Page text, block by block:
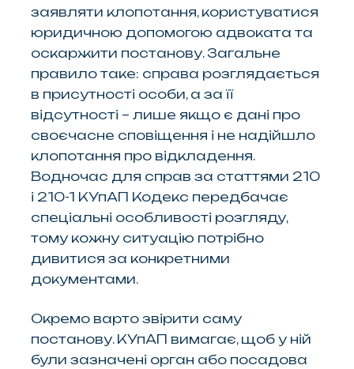
заявляти клопотання, користуватися
юридичною допомогою адвоката та
оскаржити постанову. Загальне
правило таке: справа розглядається
в присутності особи, а за її
відсутності – лише якщо є дані про
своєчасне сповіщення і не надійшло
клопотання про відкладення.
Водночас для справ за статтями 210
і 210-1 КУпАП Кодекс передбачає
спеціальні особливості розгляду,
тому кожну ситуацію потрібно
дивитися за конкретними
документами.
Окремо варто звірити саму
постанову. КУпАП вимагає, щоб у ній
були зазначені орган або посадова